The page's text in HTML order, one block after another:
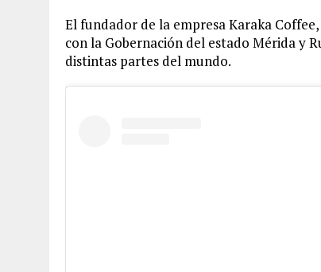
El fundador de la empresa Karaka
con la Gobernación del estado Mérida y
distintas partes del mundo.